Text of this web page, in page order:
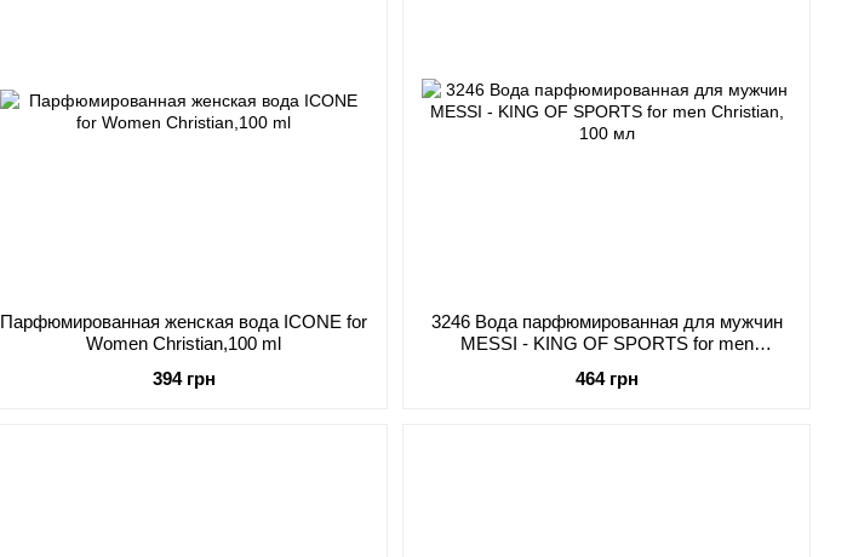
Парфюмированная женская вода ICONE for
Women Christian,100 ml
394 грн
3246 Вода парфюмированная для мужчин
MESSI - KING OF SPORTS for men
464 грн